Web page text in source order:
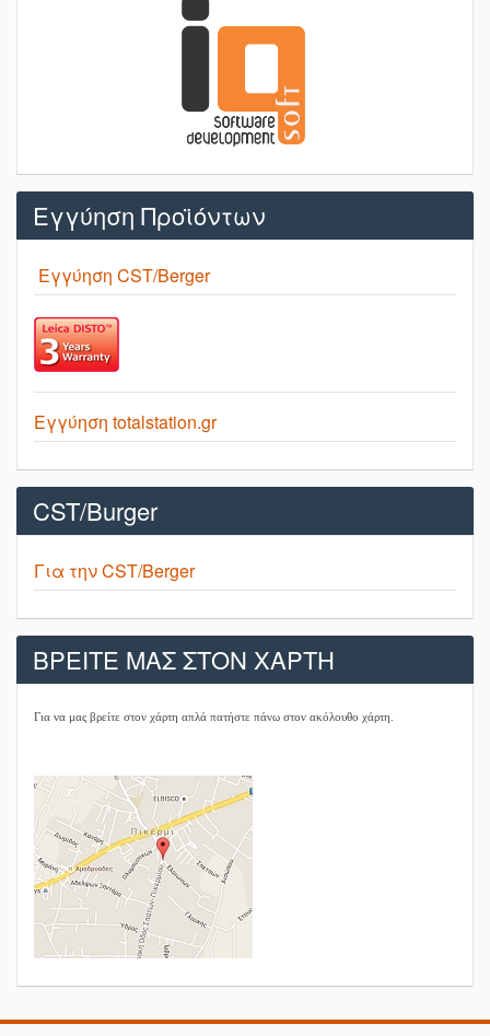
Εγγύηση Προϊόντων
Εγγύηση CST/Berger
Εγγύηση totalstation.gr
CST/Burger
Για την CST/Berger
ΒΡΕΙΤΕ ΜΑΣ ΣΤΟΝ ΧΑΡΤΗ
Για να μας βρείτε στον χάρτη απλά πατήστε πάνω στον ακόλουθο χάρτη.